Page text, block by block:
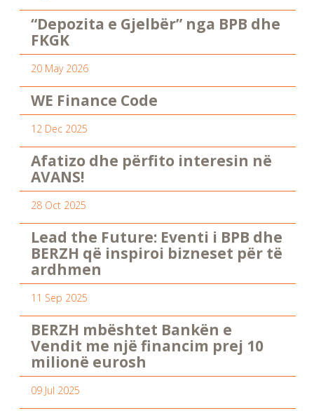
“Depozita e Gjelbër” nga BPB dhe
FKGK
20 May 2026
WE Finance Code
12 Dec 2025
Afatizo dhe përfito interesin në
AVANS!
28 Oct 2025
Lead the Future: Eventi i BPB dhe
BERZH që inspiroi bizneset për të
ardhmen
11 Sep 2025
BERZH mbështet Bankën e
Vendit me një financim prej 10
milionë eurosh
09 Jul 2025